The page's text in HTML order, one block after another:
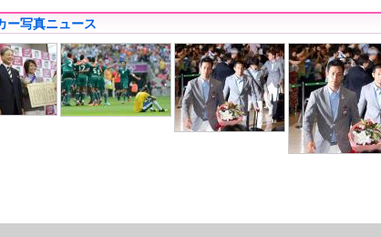
ー写真ニュース